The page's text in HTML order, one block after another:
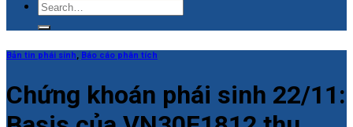
Bản tin phái sinh, Báo cáo phân tích
Chứng khoán phái sinh 22/11: